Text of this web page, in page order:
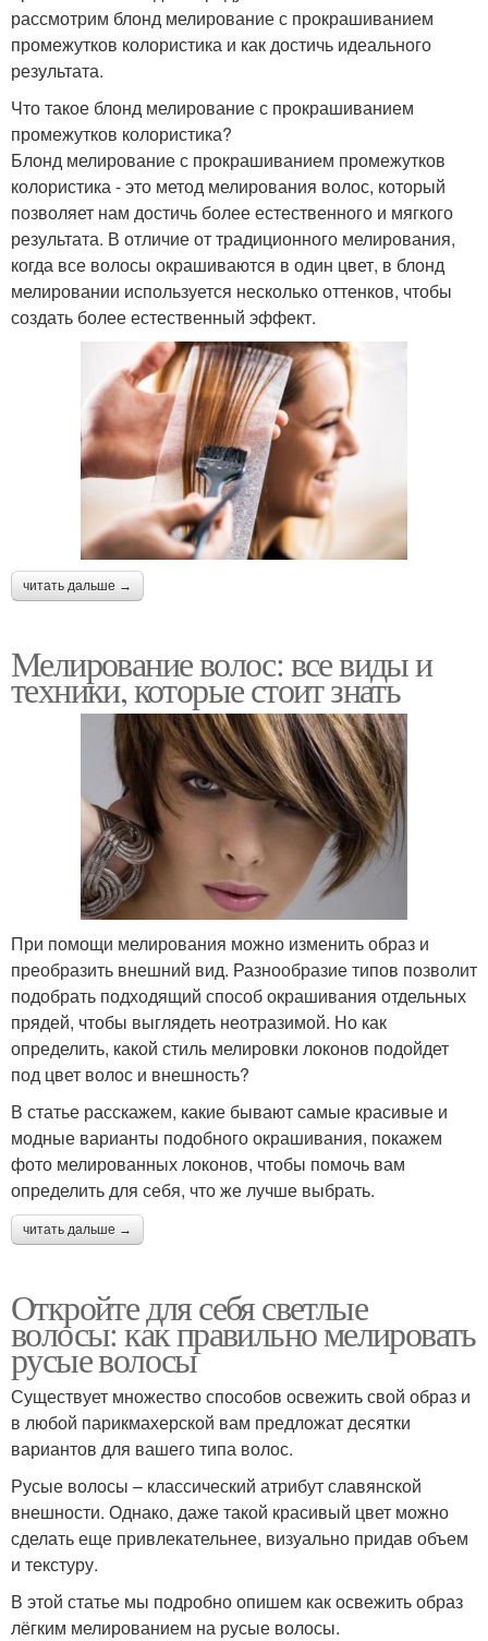
рассмотрим блонд мелирование с прокрашиванием
промежутков колористика и как достичь идеального
результата.
Что такое блонд мелирование с прокрашиванием
промежутков колористика?
Блонд мелирование с прокрашиванием промежутков
колористика - это метод мелирования волос, который
позволяет нам достичь более естественного и мягкого
результата. В отличие от традиционного мелирования,
когда все волосы окрашиваются в один цвет, в блонд
мелировании используется несколько оттенков, чтобы
создать более естественный эффект.
читать дальше →
Мелирование волос: все виды и
техники, которые стоит знать
При помощи мелирования можно изменить образ и
преобразить внешний вид. Разнообразие типов позволит
подобрать подходящий способ окрашивания отдельных
прядей, чтобы выглядеть неотразимой. Но как
определить, какой стиль мелировки локонов подойдет
под цвет волос и внешность?
В статье расскажем, какие бывают самые красивые и
модные варианты подобного окрашивания, покажем
фото мелированных локонов, чтобы помочь вам
определить для себя, что же лучше выбрать.
читать дальше →
Откройте для себя светлые
волосы: как правильно мелировать
русые волосы
Существует множество способов освежить свой образ и
в любой парикмахерской вам предложат десятки
вариантов для вашего типа волос.
Русые волосы – классический атрибут славянской
внешности. Однако, даже такой красивый цвет можно
сделать еще привлекательнее, визуально придав объем
и текстуру.
В этой статье мы подробно опишем как освежить образ
лёгким мелированием на русые волосы.